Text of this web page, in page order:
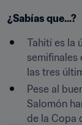
¿Sabías que...?
Tahití es la
semifinales
las tres
Pese al
Salomón
de la Copa